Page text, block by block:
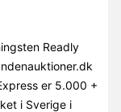
Readly
er 5.000 +
i Sverige i